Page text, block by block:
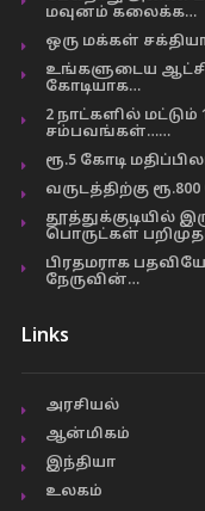
மவுனம் கலைக்க…
ஒரு மக்கள்
உங்களுடைய
கோடியாக…
2 நாட்களில்
சம்பவங்கள்……
ரூ.5 கோடி
வருடத்திற்கு
தூத்துக்குடியில்
பொருட்கள்
பிரதமராக
நேருவின்…
Links
அரசியல்
ஆன்மிகம்
இந்தியா
உலகம்